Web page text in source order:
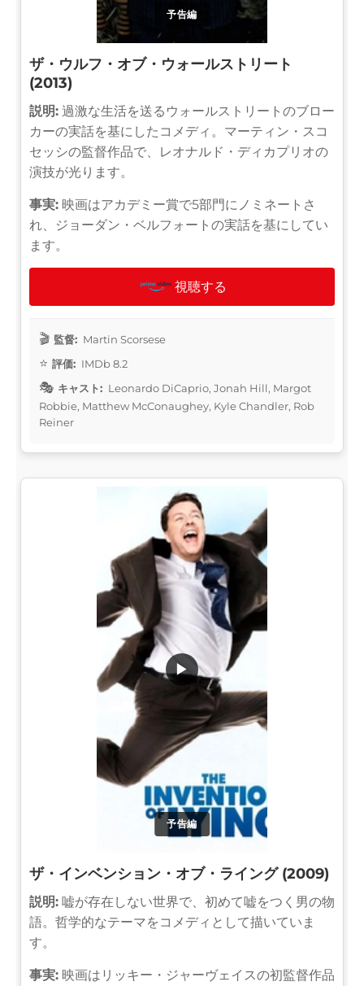
予告編
ザ・ウルフ・オブ・ウォールストリート
(2013)
説明: 過激な生活を送るウォールストリートのブロー
カーの実話を基にしたコメディ。マーティン・スコ
セッシの監督作品で、レオナルド・ディカプリオの
演技が光ります。
事実: 映画はアカデミー賞で5部門にノミネートさ
れ、ジョーダン・ベルフォートの実話を基にしてい
ます。
視聴する
監督: Martin Scorsese
評価: IMDb 8.2
キャスト: Leonardo DiCaprio, Jonah Hill, Margot
Robbie, Matthew McConaughey, Kyle Chandler, Rob
Reiner
予告編
▶
ザ・インベンション・オブ・ライング (2009)
説明: 嘘が存在しない世界で、初めて嘘をつく男の物
語。哲学的なテーマをコメディとして描いていま
す。
事実: 映画はリッキー・ジャーヴェイスの初監督作品